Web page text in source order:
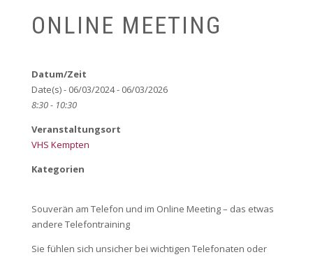
ONLINE MEETING
Datum/Zeit
Date(s) - 06/03/2024 - 06/03/2026
8:30 - 10:30
Veranstaltungsort
VHS Kempten
Kategorien
Souverän am Telefon und im Online Meeting – das etwas
andere Telefontraining
Sie fühlen sich unsicher bei wichtigen Telefonaten oder